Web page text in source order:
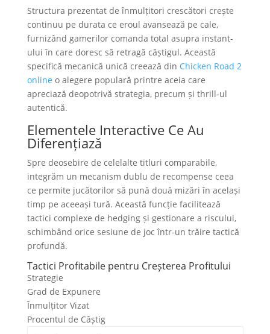
Structura prezentat de înmulțitori crescători crește
continuu pe durata ce eroul avansează pe cale,
furnizând gamerilor comanda total asupra instant-
ului în care doresc să retragă câștigul. Această
specifică mecanică unică creează din Сhicken Road 2
online o alegere populară printre aceia care
apreciază deopotrivă strategia, precum și thrill-ul
autentică.
Elementele Interactive Ce Au
Diferențiază
Spre deosebire de celelalte titluri comparabile,
integrăm un mecanism dublu de recompense ceea
ce permite jucătorilor să pună două mizări în același
timp pe aceeași tură. Această funcție facilitează
tactici complexe de hedging și gestionare a riscului,
schimbând orice sesiune de joc într-un trăire tactică
profundă.
Tactici Profitabile pentru Creșterea Profitului
Strategie
Grad de Expunere
Înmulțitor Vizat
Procentul de Câștig